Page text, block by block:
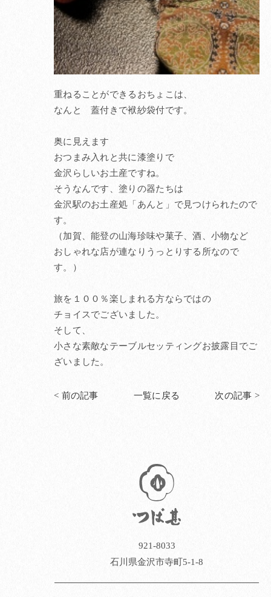
重ねることができるおちょこは、
なんと 蓋付きで袱紗袋付です。
奥に見えます
おつまみ入れと共に漆塗りで
金沢らしいお土産ですね。
そうなんです、塗りの器たちは
金沢駅のお土産処「あんと」で見つけられたので
す。
（加賀、能登の山海珍味や菓子、酒、小物など
おしゃれな店が連なりうっとりする所なので
す。）
旅を１００％楽しまれる方ならではの
チョイスでございました。
そして、
小さな素敵なテーブルセッティングお披露目でご
ざいました。
< 前の記事 一覧に戻る 次の記事 >
921-8033
石川県金沢市寺町5-1-8